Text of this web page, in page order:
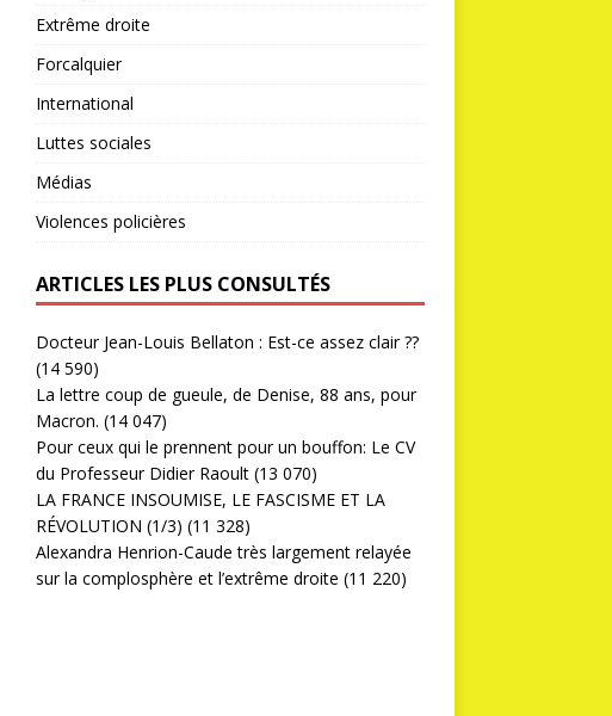
Extrême droite
Forcalquier
International
Luttes sociales
Médias
Violences policières
ARTICLES LES PLUS CONSULTÉS
Docteur Jean-Louis Bellaton : Est-ce assez clair ??
(14 590)
La lettre coup de gueule, de Denise, 88 ans, pour
Macron. (14 047)
Pour ceux qui le prennent pour un bouffon: Le CV
du Professeur Didier Raoult (13 070)
LA FRANCE INSOUMISE, LE FASCISME ET LA
RÉVOLUTION (1/3) (11 328)
Alexandra Henrion-Caude très largement relayée
sur la complosphère et l’extrême droite (11 220)